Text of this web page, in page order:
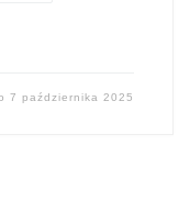
7 października 2025